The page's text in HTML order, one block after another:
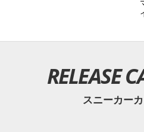
RELEASE
スニーカー